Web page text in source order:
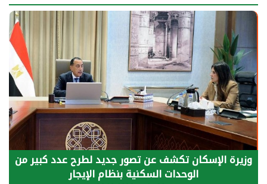
وزيرة الإسكان تكشف عن تصور جديد لطرح عدد كبير من
الوحدات السكنية بنظام الإيجار